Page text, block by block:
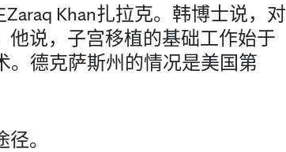
Khan扎拉克。韩博士说，对
说，子宫移植的基础工作始于
。德克萨斯州的情况是美国第
。